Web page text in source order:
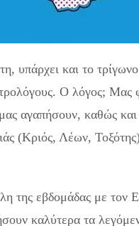
υπάρχει και το
Ο λόγος;
αγαπήσουν, καθώς
(Κριός, Λέων,
της εβδομάδας με τον
καλύτερα τα